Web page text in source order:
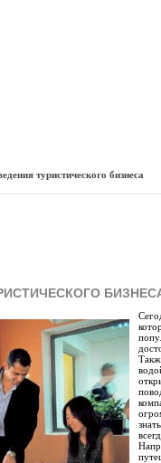
туристического бизнеса